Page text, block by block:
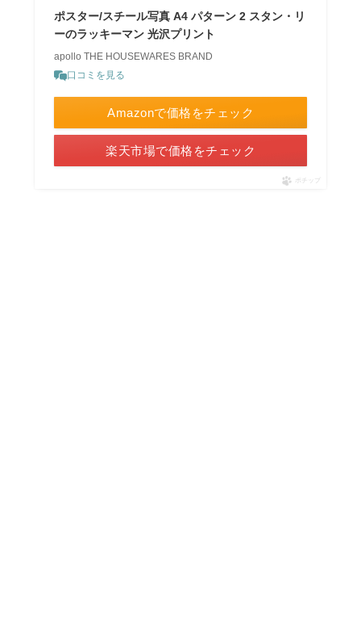
ポスター/スチール写真 A4 パターン 2 スタン・リ
ーのラッキーマン 光沢プリント
apollo THE HOUSEWARES BRAND
口コミを見る
Amazonで価格をチェック
楽天市場で価格をチェック
ポチップ